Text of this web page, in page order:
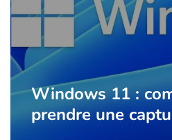
Windows 11 :
prendre une